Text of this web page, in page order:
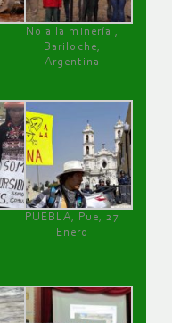
No a la minería ,
Bariloche,
Argentina
PUEBLA, Pue, 27
Enero